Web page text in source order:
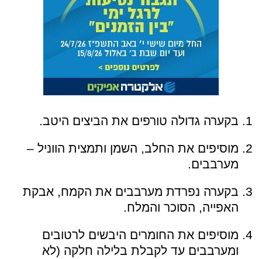
בקערה גדולה טורפים את הביצים היטב.
מוסיפים את החלב, השמן ותמצית הווניל –
מערבבים.
בקערה נפרדת מערבבים את הקמח, אבקת
האפייה, הסוכר והמלח.
מוסיפים את החומרים היבשים לרטובים
ומערבבים עד לקבלת בלילה חלקה (לא